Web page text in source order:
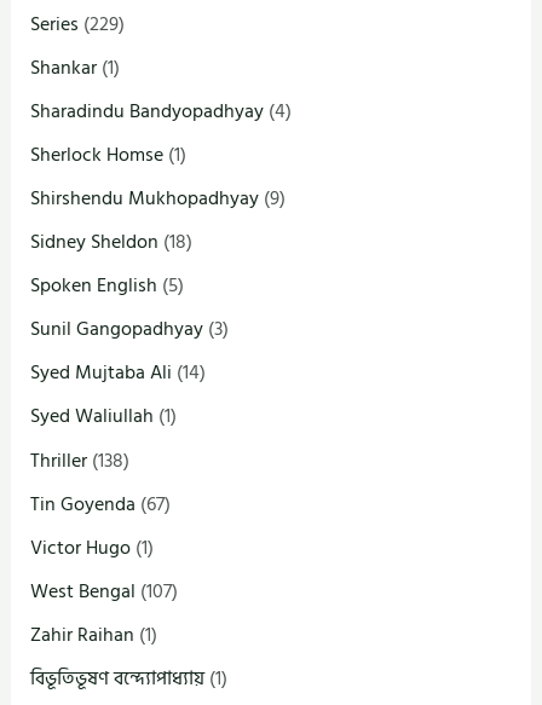
Series (229)
Shankar(1)
Sharadindu Bandyopadhyay(4)
Sherlock Homse(1)
Shirshendu Mukhopadhyay(9)
Sidney Sheldon (18)
Spoken English (5)
Sunil Gangopadhyay(3)
Syed Mujtaba Ali (14)
Syed Waliullah (1)
Thriller(138)
Tin Goyenda (67)
Victor Hugo(1)
West Bengal (107)
Zahir Raihan (1)
বিভূতিভূষণ বন্দ্যোপাধ্যায়(1)